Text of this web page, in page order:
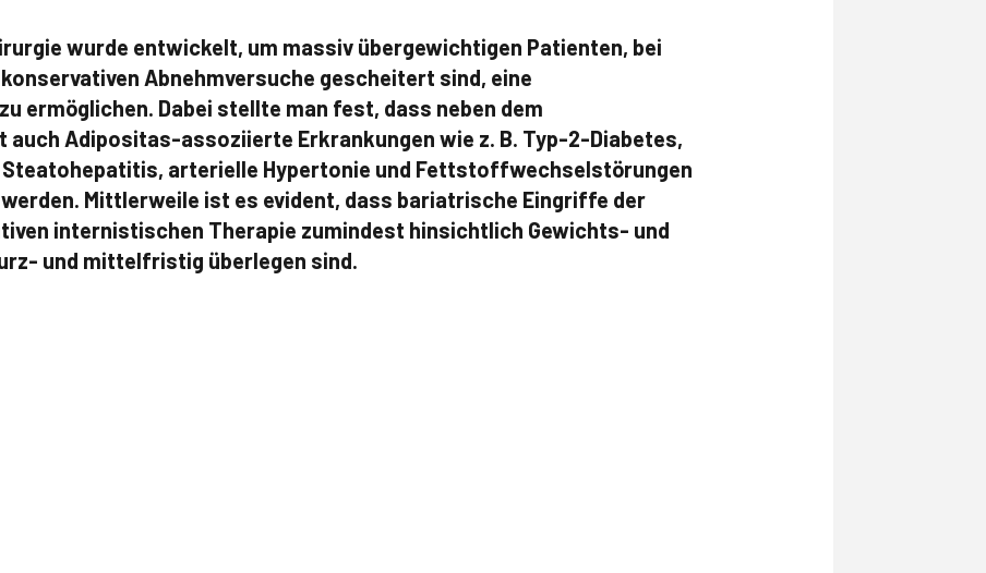
wurde entwickelt, um massiv übergewichtigen Patienten, bei
Abnehmversuche gescheitert sind, eine
ermöglichen. Dabei stellte man fest, dass neben dem
Adipositas-assoziierte Erkrankungen wie z. B. Typ-2-Diabetes,
arterielle Hypertonie und Fettstoffwechselstörungen
Mittlerweile ist es evident, dass bariatrische Eingriffe der
internistischen Therapie zumindest hinsichtlich Gewichts- und
und mittelfristig überlegen sind.